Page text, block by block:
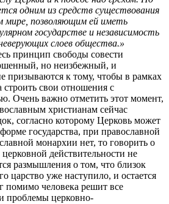
одним из средств существования
мире, позволяющим ей иметь
государстве и независимость
слоев общества.»
принцип свободы совести
но неизбежный, и
призываются к тому, чтобы в рамках
свои отношения с
Очень важно отметить этот момент,
христианам сейчас
согласно которому Церковь может
государства, при православной
монархии нет, то говорить о
действительности не
размышления о том, что близок
царство уже наступило, и остается
помимо человека решит все
проблемы церковно-